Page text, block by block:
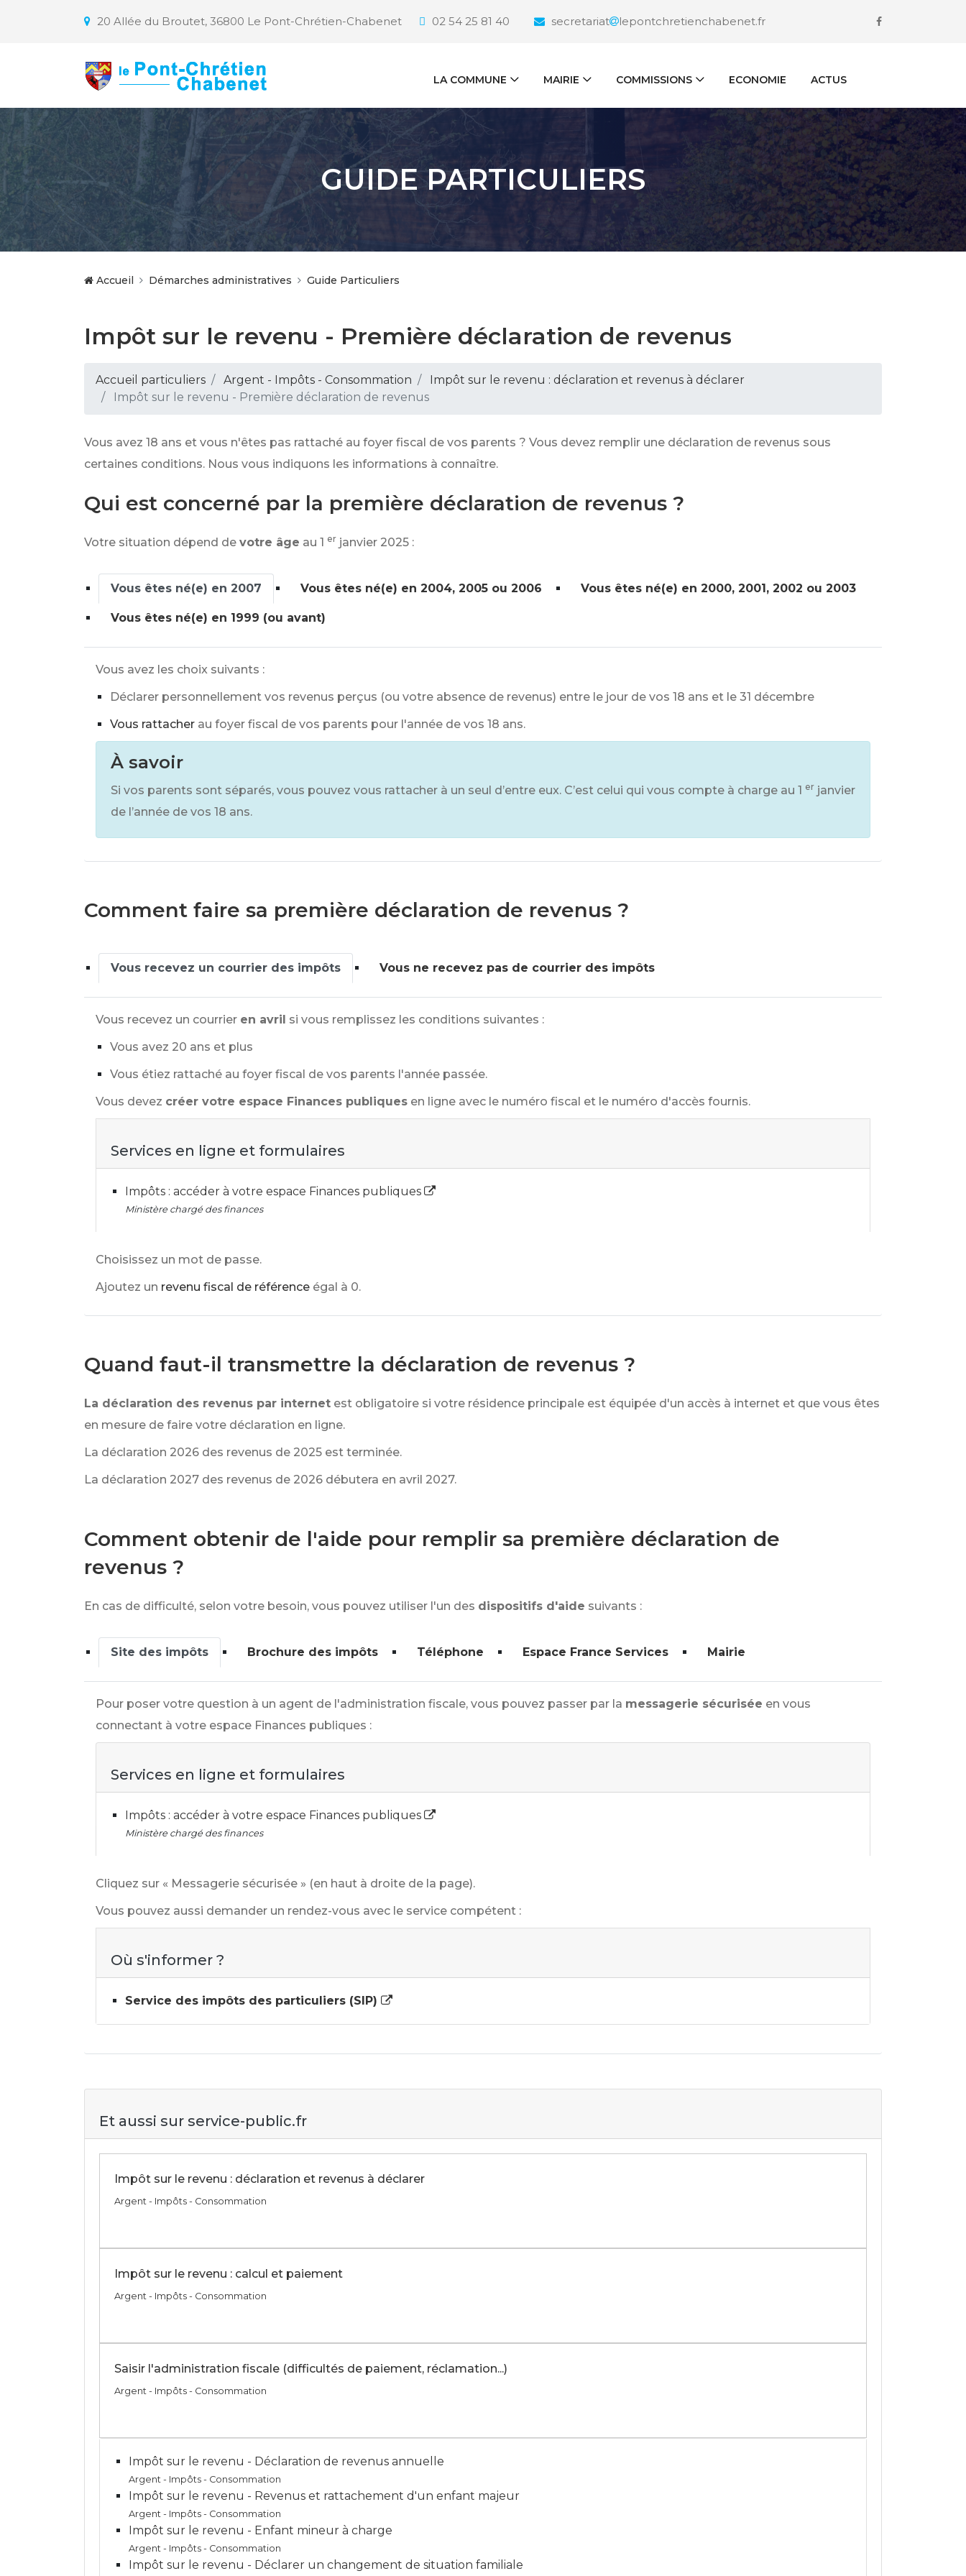
20 Allée du Broutet, 36800 Le Pont-Chrétien-Chabenet 02 54 25 81 40 secretariat lepontchretienchabenet.fr
LA COMMUNE MAIRIE COMMISSIONS ECONOMIE ACTUS
GUIDE PARTICULIERS
Accueil Démarches administratives Guide Particuliers
Impôt sur le revenu - Première déclaration de revenus
Accueil particuliers Argent - Impôts - Consommation
Impôt sur le revenu : déclaration et revenus à déclarer
Impôt sur le revenu - Première déclaration de revenus
Vous avez 18 ans et vous n'êtes pas rattaché au foyer fiscal de vos parents ? Vous devez remplir une déclaration de revenus sous
certaines conditions. Nous vous indiquons les informations à connaître.
Qui est concerné par la première déclaration de revenus ?
Votre situation dépend de votre âge au 1 er janvier 2025 :
Vous êtes né(e) en 2007 Vous êtes né(e) en 2004, 2005 ou 2006 Vous êtes né(e) en 2000, 2001, 2002 ou 2003
Vous êtes né(e) en 1999 (ou avant)
Vous avez les choix suivants :
Déclarer personnellement vos revenus perçus (ou votre absence de revenus) entre le jour de vos 18 ans et le 31 décembre
Vous rattacher au foyer fiscal de vos parents pour l'année de vos 18 ans.
À savoir
Si vos parents sont séparés, vous pouvez vous rattacher à un seul d’entre eux. C’est celui qui vous compte à charge au 1 er janvier
de l’année de vos 18 ans.
Comment faire sa première déclaration de revenus ?
Vous recevez un courrier des impôts Vous ne recevez pas de courrier des impôts
Vous recevez un courrier en avril si vous remplissez les conditions suivantes :
Vous avez 20 ans et plus
Vous étiez rattaché au foyer fiscal de vos parents l'année passée.
Vous devez créer votre espace Finances publiques en ligne avec le numéro fiscal et le numéro d'accès fournis.
Services en ligne et formulaires
Impôts : accéder à votre espace Finances publiques
Ministère chargé des finances
Choisissez un mot de passe.
Ajoutez un revenu fiscal de référence égal à 0.
Quand faut-il transmettre la déclaration de revenus ?
La déclaration des revenus par internet est obligatoire si votre résidence principale est équipée d'un accès à internet et que vous êtes
en mesure de faire votre déclaration en ligne.
La déclaration 2026 des revenus de 2025 est terminée.
La déclaration 2027 des revenus de 2026 débutera en avril 2027.
Comment obtenir de l'aide pour remplir sa première déclaration de
revenus ?
En cas de difficulté, selon votre besoin, vous pouvez utiliser l'un des dispositifs d'aide suivants :
Site des impôts Brochure des impôts Téléphone Espace France Services Mairie
Pour poser votre question à un agent de l'administration fiscale, vous pouvez passer par la messagerie sécurisée en vous
connectant à votre espace Finances publiques :
Services en ligne et formulaires
Impôts : accéder à votre espace Finances publiques
Ministère chargé des finances
Cliquez sur « Messagerie sécurisée » (en haut à droite de la page).
Vous pouvez aussi demander un rendez-vous avec le service compétent :
Où s'informer ?
Service des impôts des particuliers (SIP)
Et aussi sur service-public.fr
Impôt sur le revenu : déclaration et revenus à déclarer
Argent - Impôts - Consommation
Impôt sur le revenu : calcul et paiement
Argent - Impôts - Consommation
Saisir l'administration fiscale (difficultés de paiement, réclamation...)
Argent - Impôts - Consommation
Impôt sur le revenu - Déclaration de revenus annuelle
Argent - Impôts - Consommation
Impôt sur le revenu - Revenus et rattachement d'un enfant majeur
Argent - Impôts - Consommation
Impôt sur le revenu - Enfant mineur à charge
Argent - Impôts - Consommation
Impôt sur le revenu - Déclarer un changement de situation familiale